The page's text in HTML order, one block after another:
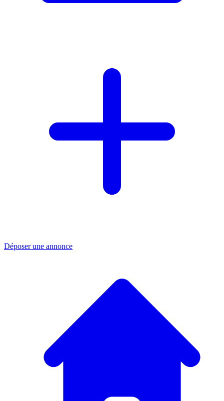
Déposer une annonce